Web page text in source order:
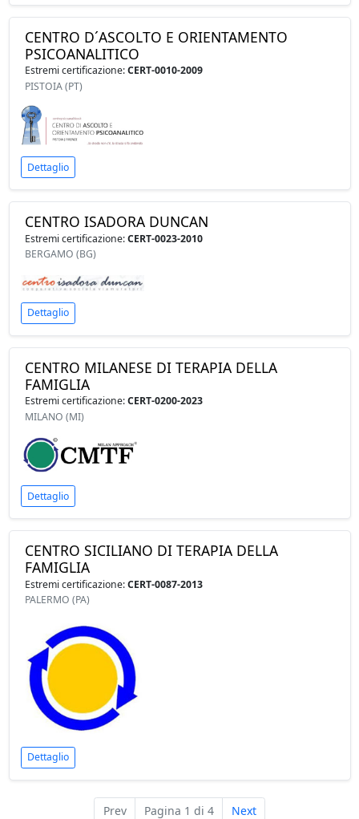
CENTRO D´ASCOLTO E ORIENTAMENTO
PSICOANALITICO
Estremi certificazione:CERT-0010-2009
PISTOIA (PT)
Dettaglio
CENTRO ISADORA DUNCAN
Estremi certificazione:CERT-0023-2010
BERGAMO (BG)
Dettaglio
CENTRO MILANESE DI TERAPIA DELLA
FAMIGLIA
Estremi certificazione:CERT-0200-2023
MILANO (MI)
Dettaglio
CENTRO SICILIANO DI TERAPIA DELLA
FAMIGLIA
Estremi certificazione:CERT-0087-2013
PALERMO (PA)
Dettaglio
Prev Pagina 1 di 4 Next